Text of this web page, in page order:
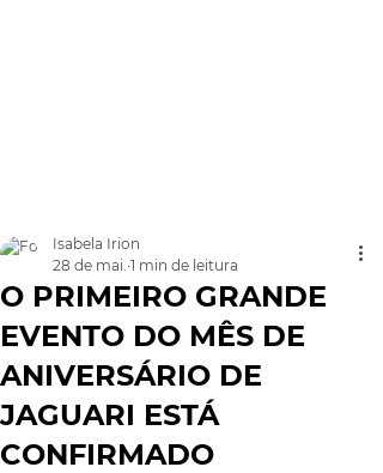
O PRIMEIRO GRANDE
EVENTO DO MÊS DE
ANIVERSÁRIO DE
JAGUARI ESTÁ
CONFIRMADO
Isabela Irion
28 de mai. 1 min de leitura